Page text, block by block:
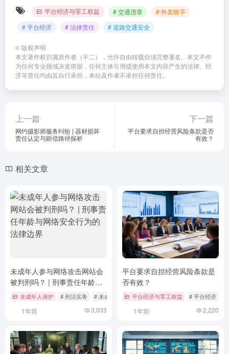
平台经济与零工权益 # 交通违章
# 外卖骑手
# 平台经济
# 法律责任 # 道路交通安全
© 版权声明
本文著作权归属原作者（不二），允许自由转载但须完整署名。本文不作
为任何专业领域决策依据，任何主体引用或使用本文内容产生的法律、经
济等责任均由其自行承担，本站及作者不承担任何责任。
上一篇
网约摄影师服务纠纷 | 器材损坏
责任认定与赔偿路径探析
下一篇
平台要求自担经营风险条款是否
有效？
相关文章
未成年人参与网络攻击网站会
被判刑吗？ | 刑事责任年龄与
网络安全行为的法律边界
未成年人保护 # 刑法实务 # 未成年人犯罪 # 法律责任
1年前 3,033
平台要求自担经营风险条款是
否有效？
平台经济与零工权益 # 平台经济
1年前 2,220